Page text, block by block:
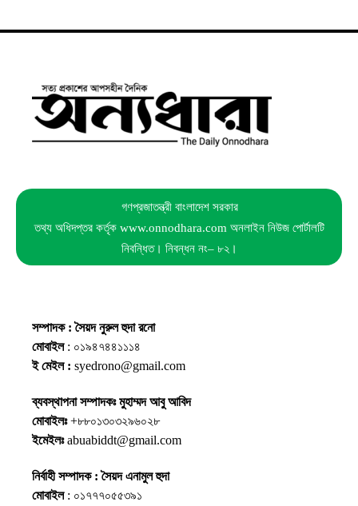
গণপ্রজাতন্ত্রী বাংলাদেশ সরকার
তথ্য অধিদপ্তর কর্তৃক www.onnodhara.com অনলাইন নিউজ পোর্টালটি
নিবন্ধিত। নিবন্ধন নং– ৮২।
সম্পাদক : সৈয়দ নুরুল হুদা রনো
মোবাইল: ০১৯৪৭৪৪১১১৪
ই মেইল : syedrono@gmail.com
ব্যবস্থাপনা সম্পাদকঃ মুহাম্মদ আবু আবিদ
মোবাইলঃ+৮৮০১৩০৩২৯৬০২৮
ইমেইলঃabuabiddt@gmail.com
নির্বাহী সম্পাদক : সৈয়দ এনামুল হুদা
মোবাইল: ০১৭৭৭০৫৫৩৯১